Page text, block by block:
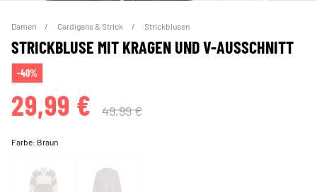
Damen Cardigans & Strick Strickblusen
STRICKBLUSE MIT KRAGEN UND V-AUSSCHNITT
-40%
29,99 € 49,99 €
Farbe: Braun